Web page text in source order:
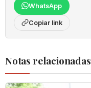
WhatsApp
Copiar link
Notas relacionadas